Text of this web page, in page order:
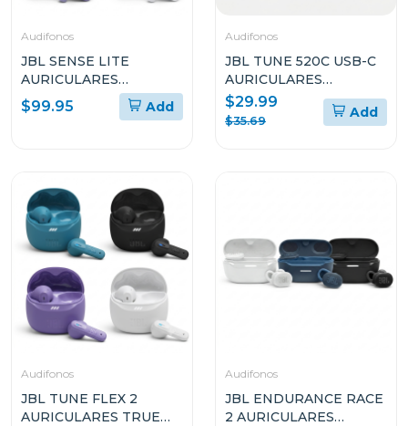
Audifonos
JBL SENSE LITE
AURICULARES
ABIERTOS TRUE
WIRELESS
$99.95 Add
Audifonos
JBL TUNE 520C USB-C
AURICULARES
INTRAAURALES DE
ALTA RESOLUCIÓN
$29.99
$35.69
Add
Audifonos
JBL TUNE FLEX 2
AURICULARES TRUE
Audifonos
JBL ENDURANCE RACE
2 AURICULARES